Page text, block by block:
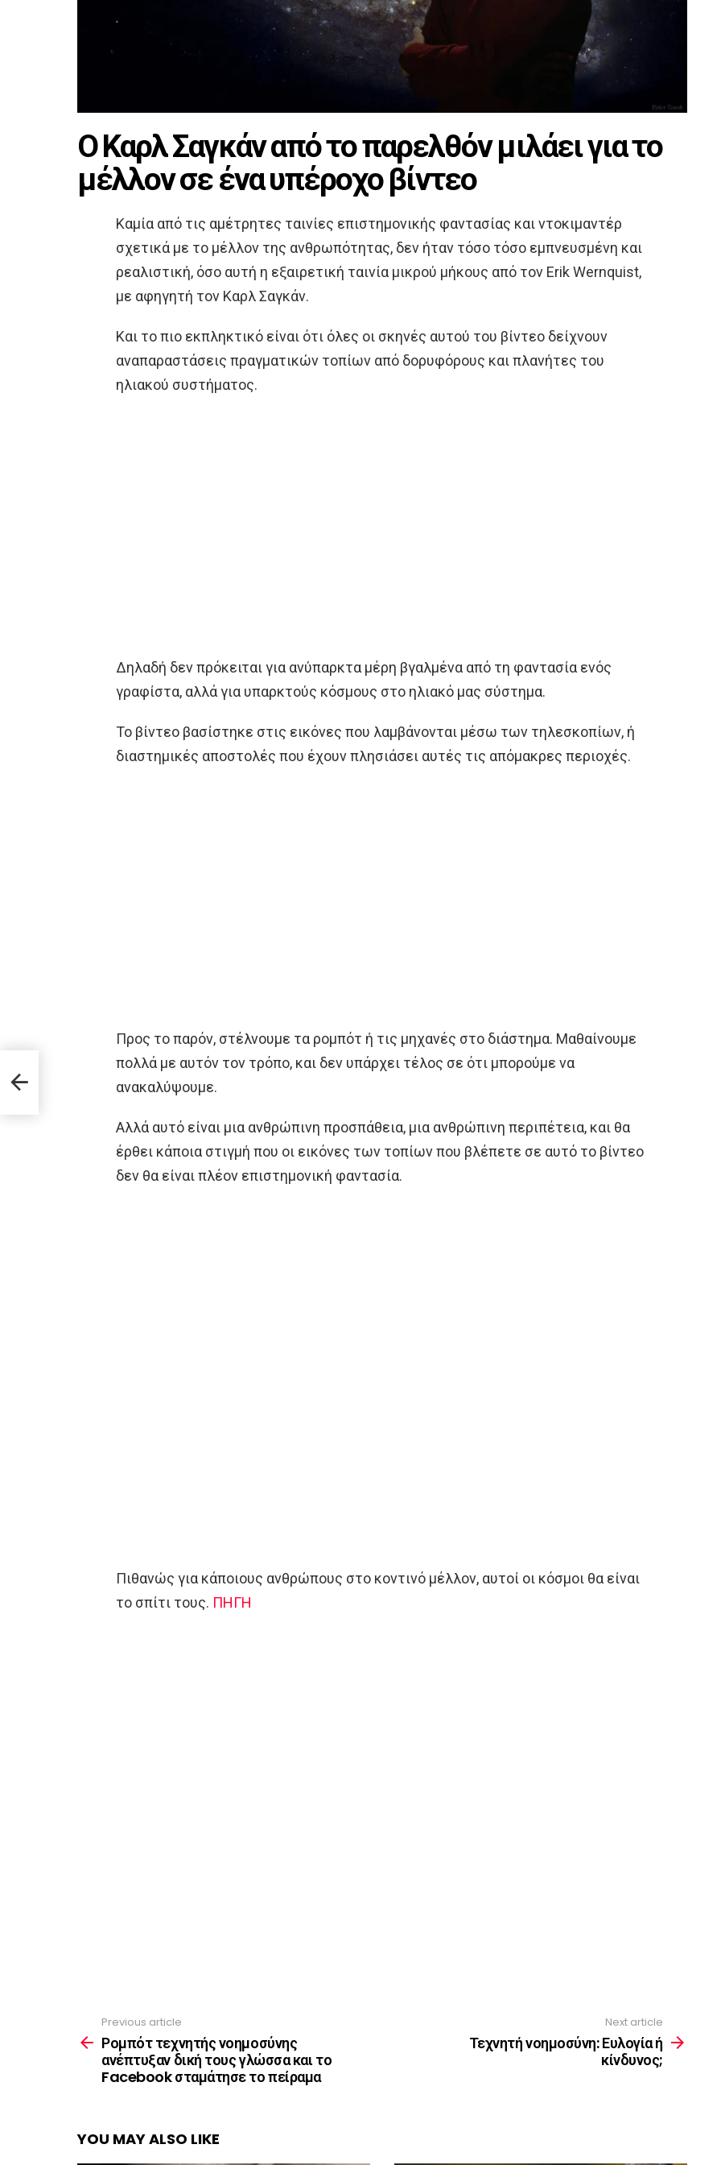
Ο Καρλ Σαγκάν από το παρελθόν μιλάει για το
μέλλον σε ένα υπέροχο βίντεο
Καμία από τις αμέτρητες ταινίες επιστημονικής φαντασίας και ντοκιμαντέρ
σχετικά με το μέλλον της ανθρωπότητας, δεν ήταν τόσο τόσο εμπνευσμένη και
ρεαλιστική, όσο αυτή η εξαιρετική ταινία μικρού μήκους από τον Erik Wernquist,
με αφηγητή τον Καρλ Σαγκάν.
Και το πιο εκπληκτικό είναι ότι όλες οι σκηνές αυτού του βίντεο δείχνουν
αναπαραστάσεις πραγματικών τοπίων από δορυφόρους και πλανήτες του
ηλιακού συστήματος.
Δηλαδή δεν πρόκειται για ανύπαρκτα μέρη βγαλμένα από τη φαντασία ενός
γραφίστα, αλλά για υπαρκτούς κόσμους στο ηλιακό μας σύστημα.
Το βίντεο βασίστηκε στις εικόνες που λαμβάνονται μέσω των τηλεσκοπίων, ή
διαστημικές αποστολές που έχουν πλησιάσει αυτές τις απόμακρες περιοχές.
Προς το παρόν, στέλνουμε τα ρομπότ ή τις μηχανές στο διάστημα. Μαθαίνουμε
πολλά με αυτόν τον τρόπο, και δεν υπάρχει τέλος σε ότι μπορούμε να
ανακαλύψουμε.
Αλλά αυτό είναι μια ανθρώπινη προσπάθεια, μια ανθρώπινη περιπέτεια, και θα
έρθει κάποια στιγμή που οι εικόνες των τοπίων που βλέπετε σε αυτό το βίντεο
δεν θα είναι πλέον επιστημονική φαντασία.
Πιθανώς για κάποιους ανθρώπους στο κοντινό μέλλον, αυτοί οι κόσμοι θα είναι
το σπίτι τους. ΠΗΓΗ
more
Previous article
Ρομπότ τεχνητής νοημοσύνης
ανέπτυξαν δική τους γλώσσα και το
Facebook σταμάτησε το πείραμα
Next article
Τεχνητή νοημοσύνη: Ευλογία ή
κίνδυνος;
YOU MAY ALSO LIKE